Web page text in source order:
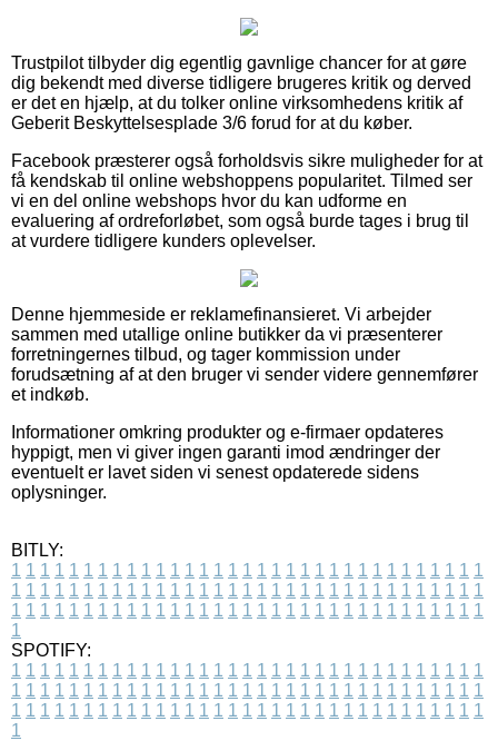
Trustpilot tilbyder dig egentlig gavnlige chancer for at gøre
dig bekendt med diverse tidligere brugeres kritik og derved
er det en hjælp, at du tolker online virksomhedens kritik af
Geberit Beskyttelsesplade 3/6 forud for at du køber.
Facebook præsterer også forholdsvis sikre muligheder for at
få kendskab til online webshoppens popularitet. Tilmed ser
vi en del online webshops hvor du kan udforme en
evaluering af ordreforløbet, som også burde tages i brug til
at vurdere tidligere kunders oplevelser.
Denne hjemmeside er reklamefinansieret. Vi arbejder
sammen med utallige online butikker da vi præsenterer
forretningernes tilbud, og tager kommission under
forudsætning af at den bruger vi sender videre gennemfører
et indkøb.
Informationer omkring produkter og e-firmaer opdateres
hyppigt, men vi giver ingen garanti imod ændringer der
eventuelt er lavet siden vi senest opdaterede sidens
oplysninger.
BITLY:
1 1 1 1 1 1 1 1 1 1 1 1 1 1 1 1 1 1 1 1 1 1 1 1 1 1 1 1 1 1 1 1 1
1 1 1 1 1 1 1 1 1 1 1 1 1 1 1 1 1 1 1 1 1 1 1 1 1 1 1 1 1 1 1 1 1
1 1 1 1 1 1 1 1 1 1 1 1 1 1 1 1 1 1 1 1 1 1 1 1 1 1 1 1 1 1 1 1 1
1
SPOTIFY:
1 1 1 1 1 1 1 1 1 1 1 1 1 1 1 1 1 1 1 1 1 1 1 1 1 1 1 1 1 1 1 1 1
1 1 1 1 1 1 1 1 1 1 1 1 1 1 1 1 1 1 1 1 1 1 1 1 1 1 1 1 1 1 1 1 1
1 1 1 1 1 1 1 1 1 1 1 1 1 1 1 1 1 1 1 1 1 1 1 1 1 1 1 1 1 1 1 1 1
1